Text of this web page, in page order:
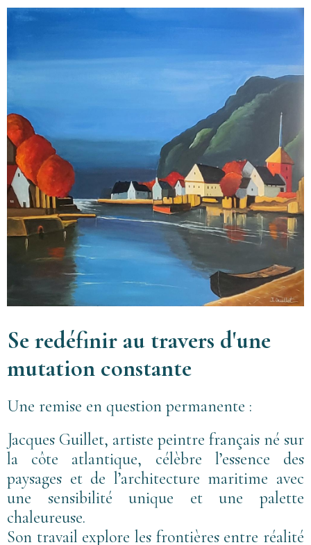
Se redéfinir au travers d'une
mutation constante
Une remise en question permanente :
Jacques Guillet, artiste peintre français né sur
la côte atlantique, célèbre l’essence des
paysages et de l’architecture maritime avec
une sensibilité unique et une palette
chaleureuse.
Son travail explore les frontières entre réalité